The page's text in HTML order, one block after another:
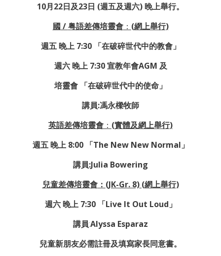
10月22日及23日 (週五及週六) 晚上舉行。
國 /粤語差傳培靈會： (網上舉行)
週五 晚上 7:30 「在破碎世代中的教會」
週六 晚上 7:30 宣教年會AGM 及
培靈會 「在破碎世代中的使命」
講員:馮永樑牧師
英語差傳培靈會 ： (實體及網上舉行)
週五 晚上 8:00 「The New New Normal」
講員:Julia Bowering
兒童差傳培靈會： (JK-Gr. 8)(網上舉行)
週六 晚上 7:30 「Live It Out Loud」
講員:Alyssa Esparaz
兒童新朋友必需註冊及填寫家長同意書。